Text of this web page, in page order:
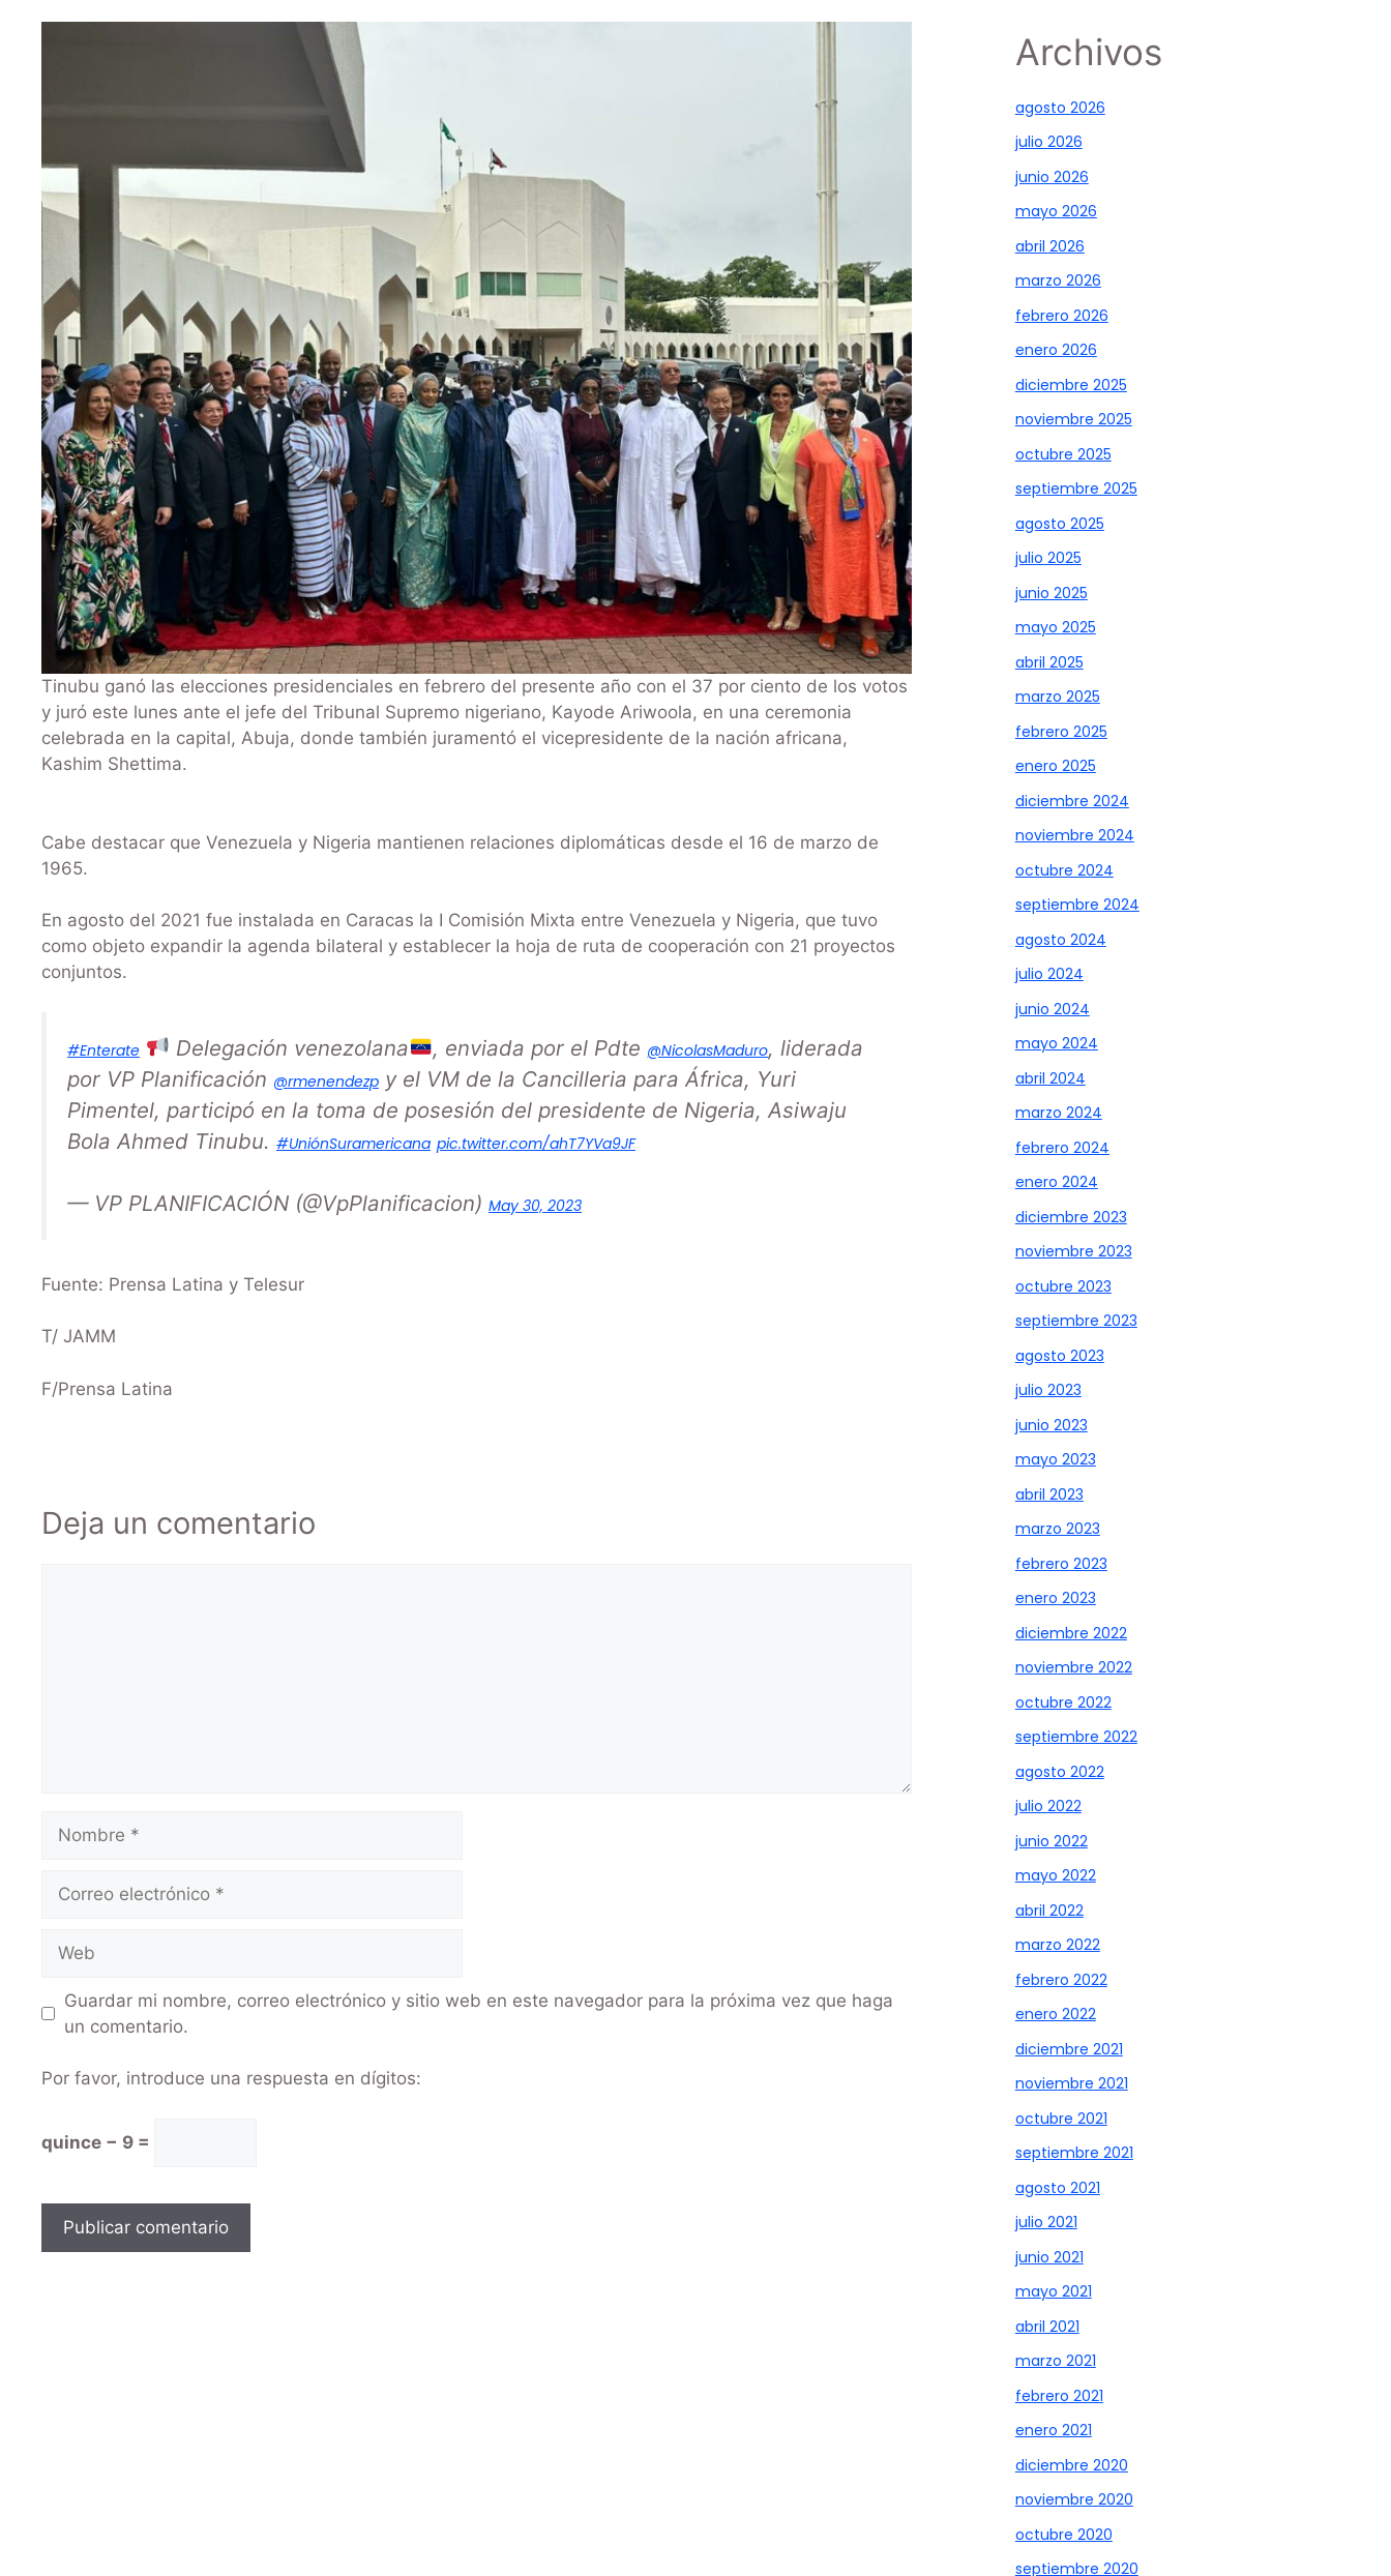
Tinubu ganó las elecciones presidenciales en febrero del presente año con el 37 por ciento de los votos
y juró este lunes ante el jefe del Tribunal Supremo nigeriano, Kayode Ariwoola, en una ceremonia
celebrada en la capital, Abuja, donde también juramentó el vicepresidente de la nación africana,
Kashim Shettima.
Cabe destacar que Venezuela y Nigeria mantienen relaciones diplomáticas desde el 16 de marzo de
1965.
En agosto del 2021 fue instalada en Caracas la I Comisión Mixta entre Venezuela y Nigeria, que tuvo
como objeto expandir la agenda bilateral y establecer la hoja de ruta de cooperación con 21 proyectos
conjuntos.
#Enterate Delegación venezolana , enviada por el Pdte @NicolasMaduro, liderada
por VP Planificación @rmenendezp y el VM de la Cancilleria para África, Yuri
Pimentel, participó en la toma de posesión del presidente de Nigeria, Asiwaju
Bola Ahmed Tinubu. #UniónSuramericana pic.twitter.com/ahT7YVa9JF
— VP PLANIFICACIÓN (@VpPlanificacion) May 30, 2023
Fuente: Prensa Latina y Telesur
T/ JAMM
F/Prensa Latina
Deja un comentario
Guardar mi nombre, correo electrónico y sitio web en este navegador para la próxima vez que haga
un comentario.
Por favor, introduce una respuesta en dígitos:
quince − 9 =
Archivos
agosto 2026
julio 2026
junio 2026
mayo 2026
abril 2026
marzo 2026
febrero 2026
enero 2026
diciembre 2025
noviembre 2025
octubre 2025
septiembre 2025
agosto 2025
julio 2025
junio 2025
mayo 2025
abril 2025
marzo 2025
febrero 2025
enero 2025
diciembre 2024
noviembre 2024
octubre 2024
septiembre 2024
agosto 2024
julio 2024
junio 2024
mayo 2024
abril 2024
marzo 2024
febrero 2024
enero 2024
diciembre 2023
noviembre 2023
octubre 2023
septiembre 2023
agosto 2023
julio 2023
junio 2023
mayo 2023
abril 2023
marzo 2023
febrero 2023
enero 2023
diciembre 2022
noviembre 2022
octubre 2022
septiembre 2022
agosto 2022
julio 2022
junio 2022
mayo 2022
abril 2022
marzo 2022
febrero 2022
enero 2022
diciembre 2021
noviembre 2021
octubre 2021
septiembre 2021
agosto 2021
julio 2021
junio 2021
mayo 2021
abril 2021
marzo 2021
febrero 2021
enero 2021
diciembre 2020
noviembre 2020
octubre 2020
septiembre 2020